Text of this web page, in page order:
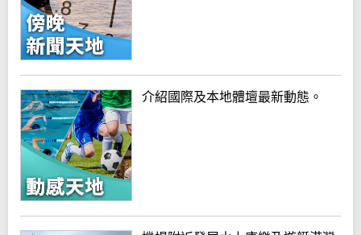
介紹國際及本地體壇最新動態。